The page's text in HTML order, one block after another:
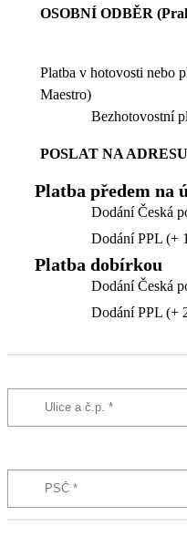
OSOBNÍ ODBĚR
Platba v hotovosti nebo
Maestro)
Bezhotovostní
POSLAT NA ADRESU
Platba předem na
Dodání Česká
Dodání PPL (+
Platba dobírkou
Dodání Česká
Dodání PPL (+